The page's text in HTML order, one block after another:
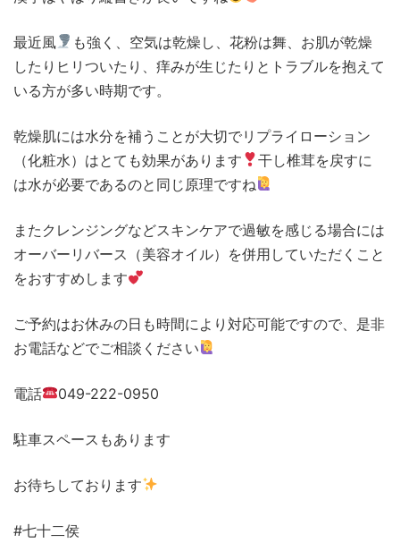
最近風
も強く、空気は乾燥し、花粉は舞、お肌が乾燥
したりヒリついたり、痒みが生じたりとトラブルを抱えて
いる方が多い時期です。
乾燥肌には水分を補うことが大切でリプライローション
（化粧水）はとても効果があります
干し椎茸を戻すに
は水が必要であるのと同じ原理ですね
またクレンジングなどスキンケアで過敏を感じる場合には
オーバーリバース（美容オイル）を併用していただくこと
をおすすめします
ご予約はお休みの日も時間により対応可能ですので、是非
お電話などでご相談ください
電話 049-222-0950
駐車スペースもあります
お待ちしております
#七十二侯